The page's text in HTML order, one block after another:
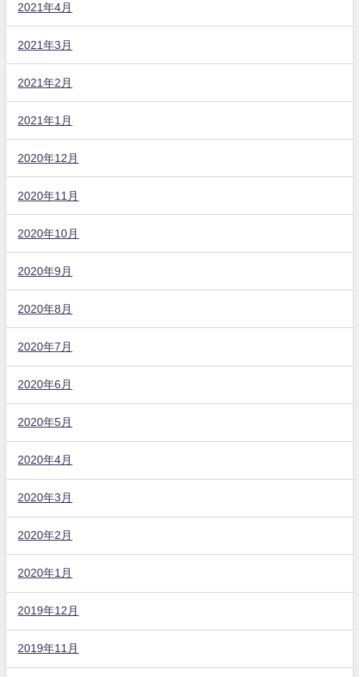
2021年4月
2021年3月
2021年2月
2021年1月
2020年12月
2020年11月
2020年10月
2020年9月
2020年8月
2020年7月
2020年6月
2020年5月
2020年4月
2020年3月
2020年2月
2020年1月
2019年12月
2019年11月